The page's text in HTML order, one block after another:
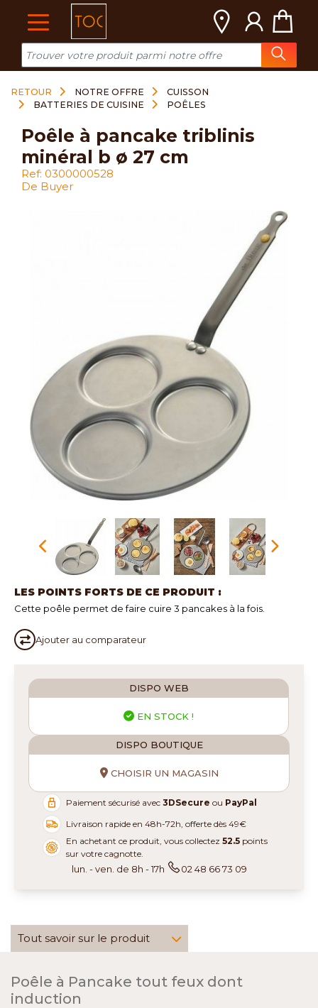
RETOUR NOTRE OFFRE
CUISSON
BATTERIES DE CUISINE
POÊLES
LES POINTS FORTS DE CE PRODUIT :
Cette poêle permet de faire cuire 3 pancakes à la fois.
Ajouter au comparateur
poêle à pancake triblinis
minéral b ø 27 cm
Ref: 0300000528
De Buyer
DISPO WEB
EN STOCK !
DISPO BOUTIQUE
CHOISIR UN MAGASIN
Paiement sécurisé avec3DSecure ou PayPal
Livraison rapide en 48h-72h, offerte dès 49€
En achetant ce produit, vous collectez52.5 points
sur votre cagnotte.
lun. - ven. de 8h - 17h 02 48 66 73 09
Tout savoir sur le produit
Poêle à Pancake tout feux dont
induction
Cookies management panel